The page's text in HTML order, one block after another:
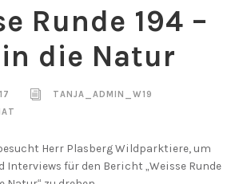
Runde 194 –
die Natur
TANJA_ADMIN_W19
Herr Plasberg Wildparktiere, um
Interviews für den Bericht „Weisse Runde